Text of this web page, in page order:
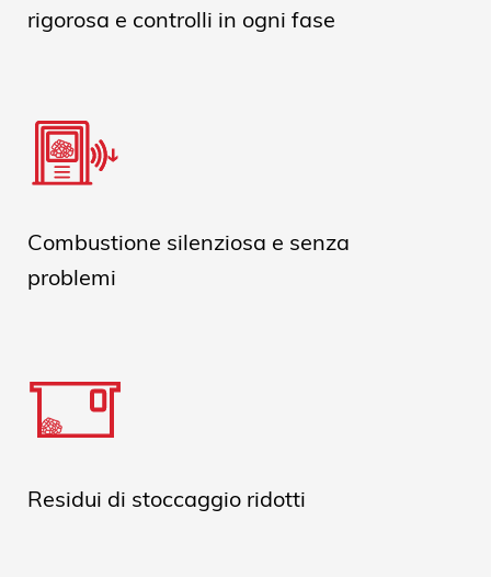
rigorosa e controlli in ogni fase
Combustione silenziosa e senza
problemi
Residui di stoccaggio ridotti